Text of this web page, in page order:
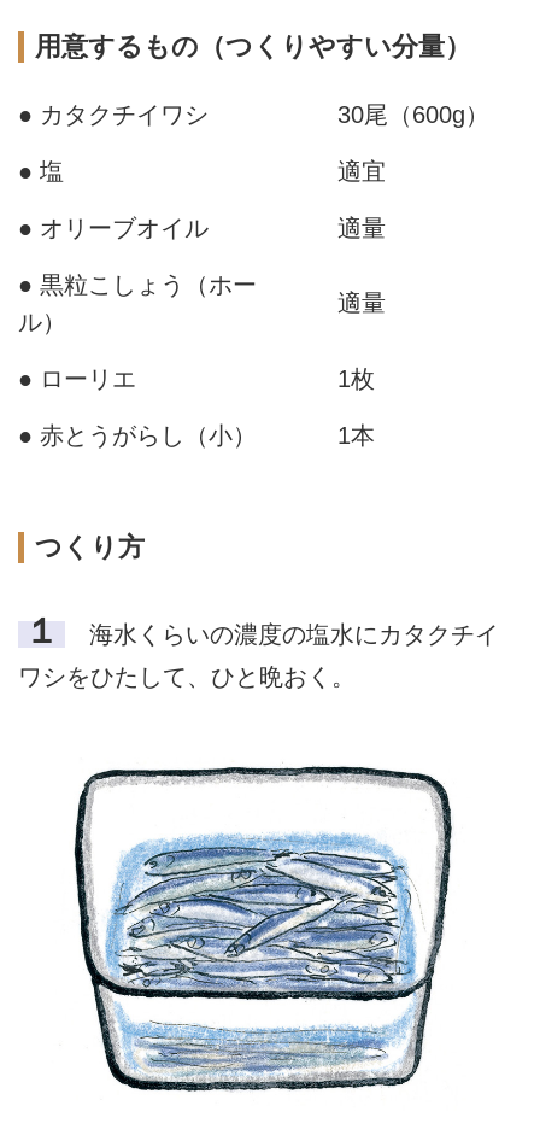
用意するもの（つくりやすい分量）
● カタクチイワシ 30尾（600g）
● 塩 適宜
● オリーブオイル 適量
● 黒粒こしょう（ホー
ル）
適量
● ローリエ 1枚
● 赤とうがらし（小） 1本
つくり方
１
海水くらいの濃度の塩水にカタクチイ
ワシをひたして、ひと晩おく。